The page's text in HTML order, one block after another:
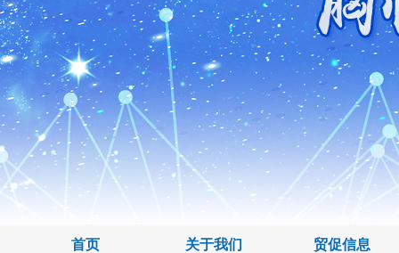
首页 关于我们 贸促信息